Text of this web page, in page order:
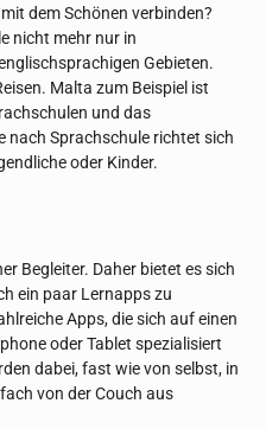
dem Schönen verbinden?
nicht mehr nur in
Gebieten.
Malta zum Beispiel ist
und das
nach Sprachschule richtet sich
oder Kinder.
Begleiter. Daher bietet es sich
ein paar Lernapps zu
Apps, die sich auf einen
oder Tablet spezialisiert
dabei, fast wie von selbst, in
von der Couch aus